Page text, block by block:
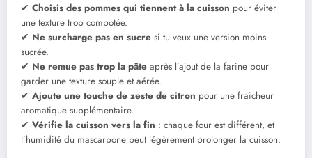
✔ Choisis des pommes qui tiennent à la cuisson pour éviter
une texture trop compotée.
✔ Ne surcharge pas en sucre si tu veux une version moins
sucrée.
✔ Ne remue pas trop la pâte après l’ajout de la farine pour
garder une texture souple et aérée.
✔ Ajoute une touche de zeste de citron pour une fraîcheur
aromatique supplémentaire.
✔ Vérifie la cuisson vers la fin : chaque four est différent, et
l’humidité du mascarpone peut légèrement prolonger la cuisson.